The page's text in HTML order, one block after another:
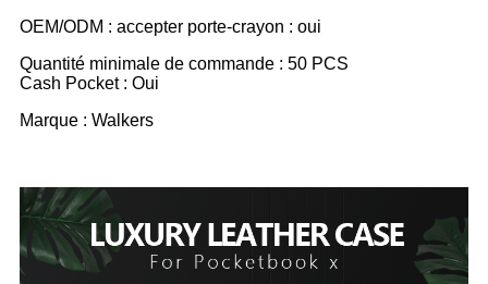
OEM/ODM : accepter porte-crayon : oui
Quantité minimale de commande : 50 PCS
Cash Pocket : Oui
Marque : Walkers